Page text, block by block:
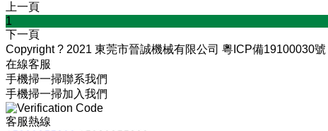
上一頁
1
下一頁
Copyright ? 2021 東莞市晉誠機械有限公司 粵ICP備19100030號
在線客服
手機掃一掃聯系我們
手機掃一掃加入我們
客服熱線